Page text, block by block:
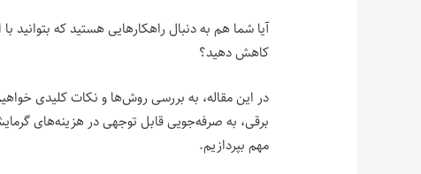
آیا شما هم به دنبال راهکارهایی هستید که بتوانید با
کاهش دهید؟
در این مقاله، به بررسی روش‌ها و نکات کلیدی
برقی، به صرفه‌جویی قابل توجهی در هزینه‌های
مهم بپردازیم.